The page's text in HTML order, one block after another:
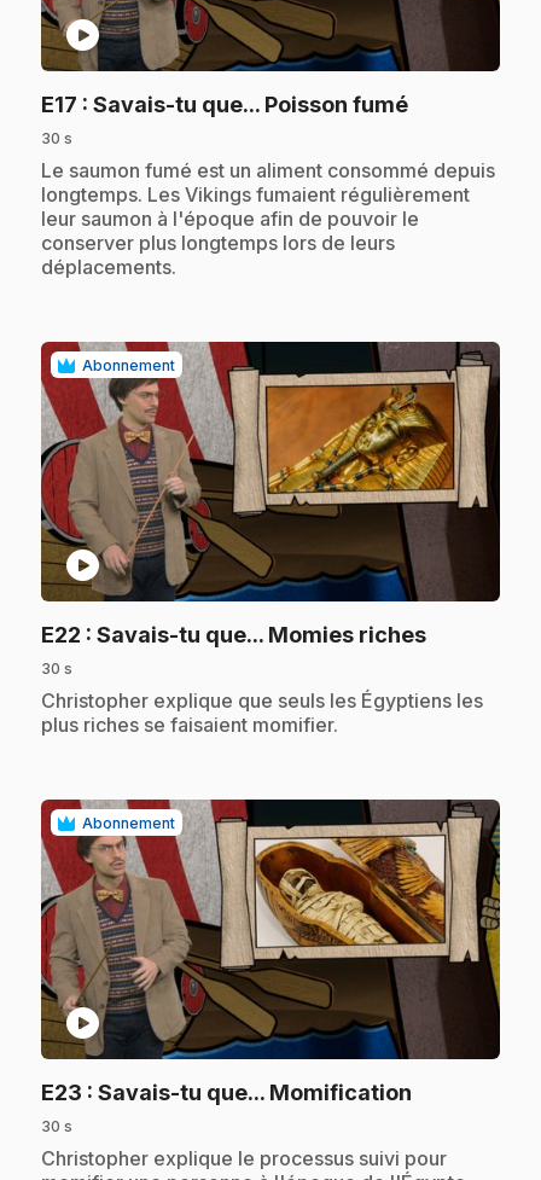
play_circle
E17 : Savais-tu que... Poisson fumé.
30 s
.Le saumon fumé est un aliment consommé depuis
longtemps. Les Vikings fumaient régulièrement
leur saumon à l'époque afin de pouvoir le
conserver plus longtemps lors de leurs
déplacements.
Abonnement
play_circle
E22 : Savais-tu que... Momies riches.
30 s
.Christopher explique que seuls les Égyptiens les
plus riches se faisaient momifier.
Abonnement
play_circle
E23 : Savais-tu que... Momification
30 s
.Christopher explique le processus suivi pour